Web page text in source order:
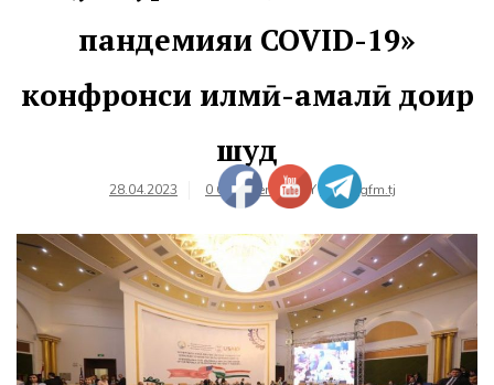
пандемияи COVID-19»
конфронси илмӣ-амалӣ доир
шуд
28.04.2023 0 Comments BY farhangfm.tj